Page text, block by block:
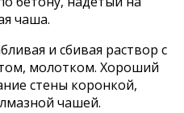
чаша.
и сбивая раствор с
молотком. Хороший
стены коронкой,
чашей.